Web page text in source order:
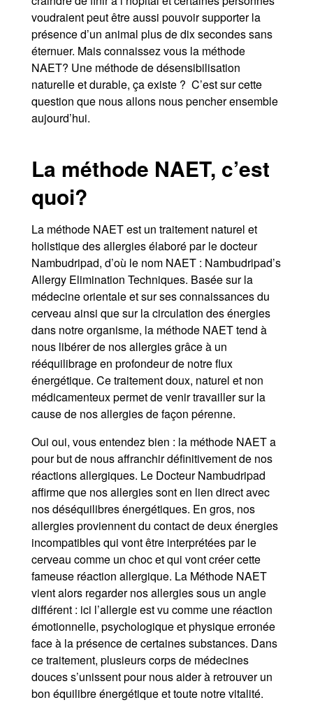
voudraient peut être aussi pouvoir supporter la
présence d’un animal plus de dix secondes sans
éternuer. Mais connaissez vous la méthode
NAET? Une méthode de désensibilisation
naturelle et durable, ça existe ? C’est sur cette
question que nous allons nous pencher ensemble
aujourd’hui.
La méthode NAET, c’est
quoi?
La méthode NAET est un traitement naturel et
holistique des allergies élaboré par le docteur
Nambudripad, d’où le nom NAET : Nambudripad’s
Allergy Elimination Techniques. Basée sur la
médecine orientale et sur ses connaissances du
cerveau ainsi que sur la circulation des énergies
dans notre organisme, la méthode NAET tend à
nous libérer de nos allergies grâce à un
rééquilibrage en profondeur de notre flux
énergétique. Ce traitement doux, naturel et non
médicamenteux permet de venir travailler sur la
cause de nos allergies de façon pérenne.
Oui oui, vous entendez bien : la méthode NAET a
pour but de nous affranchir définitivement de nos
réactions allergiques. Le Docteur Nambudripad
affirme que nos allergies sont en lien direct avec
nos déséquilibres énergétiques. En gros, nos
allergies proviennent du contact de deux énergies
incompatibles qui vont être interprétées par le
cerveau comme un choc et qui vont créer cette
fameuse réaction allergique. La Méthode NAET
vient alors regarder nos allergies sous un angle
différent : ici l’allergie est vu comme une réaction
émotionnelle, psychologique et physique erronée
face à la présence de certaines substances. Dans
ce traitement, plusieurs corps de médecines
douces s’unissent pour nous aider à retrouver un
bon équilibre énergétique et toute notre vitalité.